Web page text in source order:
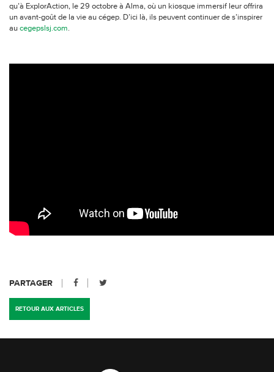
qu’à ExplorAction, le 29 octobre à Alma, où un kiosque immersif leur offrira
un avant-goût de la vie au cégep. D’ici là, ils peuvent continuer de s’inspirer
au cegepslsj.com.
PARTAGER
RETOUR AUX ARTICLES